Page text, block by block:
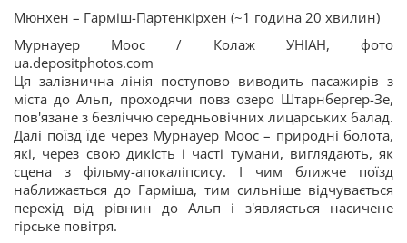
Мюнхен – Гарміш-Партенкірхен (~1 година 20 хвилин)
Мурнауер Моос / Колаж УНІАН, фото
ua.depositphotos.com
Ця залізнична лінія поступово виводить пасажирів з
міста до Альп, проходячи повз озеро Штарнбергер-Зе,
пов'язане з безліччю середньовічних лицарських балад.
Далі поїзд їде через Мурнауер Моос – природні болота,
які, через свою дикість і часті тумани, виглядають, як
сцена з фільму-апокаліпсису. І чим ближче поїзд
наближається до Гарміша, тим сильніше відчувається
перехід від рівнин до Альп і з'являється насичене
гірське повітря.